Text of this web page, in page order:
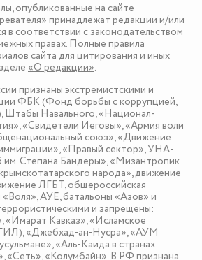
опубликованные на сайте
принадлежат редакции и/или
в соответствии с законодательством
правах. Полные правила
сайта для цитирования и иных
«О редакции».
признаны экстремистскими и
ФБК (Фонд борьбы с коррупцией,
Штабы Навального, «Национал-
«Свидетели Иеговы», «Армия воли
союз», «Движение
«Правый сектор», УНА-
Степана Бандеры», «Мизантропик
народа», движение
ЛГБТ, общероссийская
«Воля», АУЕ, батальоны «Азов» и
и запрещены:
«Имарат Кавказ», «Исламское
«Джебхад-ан-Нусра», «АУМ
«Аль-Каида в странах
«Сеть», «Колумбайн». В РФ признана